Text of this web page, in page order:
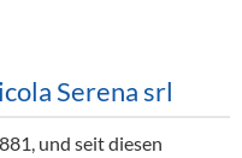
Serena srl
und seit diesen